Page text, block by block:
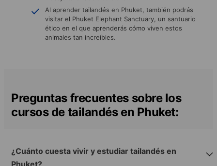
Al aprender tailandés en Phuket, también podrás
visitar el Phuket Elephant Sanctuary, un santuario
ético en el que aprenderás cómo viven estos
animales tan increíbles.
Preguntas frecuentes sobre los
cursos de tailandés en Phuket:
¿Cuánto cuesta vivir y estudiar tailandés en
Phuket?